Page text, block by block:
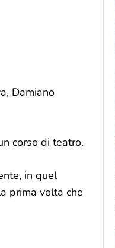
Damiano
corso di teatro.
in quel
prima volta che